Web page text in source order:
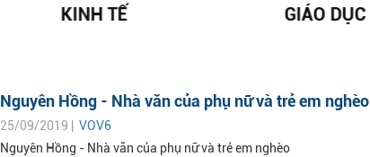
KINH TẾ GIÁO DỤC
Nguyên Hồng - Nhà văn của phụ nữ và trẻ em nghèo
25/09/2019 | VOV6
Nguyên Hồng - Nhà văn của phụ nữ và trẻ em nghèo